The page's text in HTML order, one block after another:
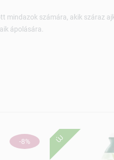
mindazok számára, akik száraz
ápolására.
-8% ÚJ